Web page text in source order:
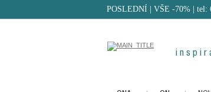
i n s p i r
POSLEDNÍ | VŠE -70%| tel: